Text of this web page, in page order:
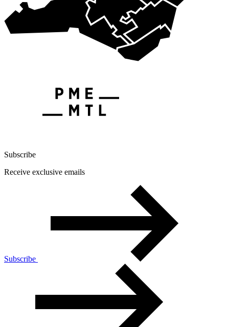
Subscribe
Receive exclusive emails
Subscribe